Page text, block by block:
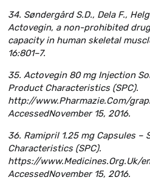
34. Søndergård S.D., Dela F.,
Actovegin, a non-prohibited
capacity in human skeletal
16:801–7.
35. Actovegin 80 mg Injection
Product Characteristics (SPC).
http://www.Pharmazie.Com/
AccessedNovember 15, 2016.
36. Ramipril 1.25 mg Capsules –
Characteristics (SPC).
https://www.Medicines.Org.Uk/
AccessedNovember 15, 2016.